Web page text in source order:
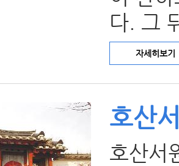
다. 그
자세히보기
호산
호산서